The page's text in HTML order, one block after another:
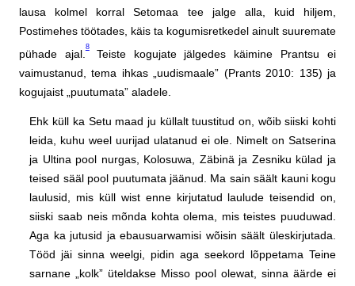
lausa kolmel korral Setomaa tee jalge alla, kuid hiljem,
Postimehes töötades, käis ta kogumisretkedel ainult suuremate
pühade ajal.
8
Teiste kogujate jälgedes käimine Prantsu ei
vaimustanud, tema ihkas „uudismaale” (Prants 2010: 135) ja
kogujaist „puutumata” aladele.
Ehk küll ka Setu maad ju küllalt tuustitud on, wõib siiski kohti
leida, kuhu weel uurijad ulatanud ei ole. Nimelt on Satserina
ja Ultina pool nurgas, Kolosuwa, Zäbinä ja Zesniku külad ja
teised sääl pool puutumata jäänud. Ma sain säält kauni kogu
laulusid, mis küll wist enne kirjutatud laulude teisendid on,
siiski saab neis mõnda kohta olema, mis teistes puuduwad.
Aga ka jutusid ja ebausuarwamisi wõisin säält üleskirjutada.
Tööd jäi sinna weelgi, pidin aga seekord lõppetama Teine
sarnane „kolk” üteldakse Misso pool olewat, sinna äärde ei